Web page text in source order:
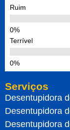
Ruim
Terrível
Serviços
Desentupidora
Desentupidora
Desentupidora